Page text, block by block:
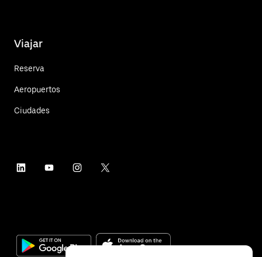
Viajar
Reserva
Aeropuertos
Ciudades